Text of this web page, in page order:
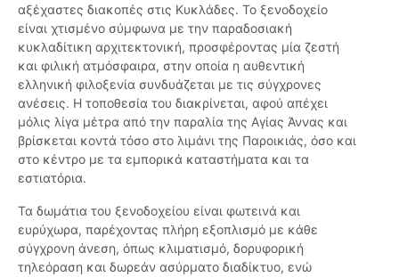
αξέχαστες διακοπές στις Κυκλάδες. Το ξενοδοχείο
είναι χτισμένο σύμφωνα με την παραδοσιακή
κυκλαδίτικη αρχιτεκτονική, προσφέροντας μία ζεστή
και φιλική ατμόσφαιρα, στην οποία η αυθεντική
ελληνική φιλοξενία συνδυάζεται με τις σύγχρονες
ανέσεις. Η τοποθεσία του διακρίνεται, αφού απέχει
μόλις λίγα μέτρα από την παραλία της Αγίας Άννας και
βρίσκεται κοντά τόσο στο λιμάνι της Παροικιάς, όσο και
στο κέντρο με τα εμπορικά καταστήματα και τα
εστιατόρια.
Τα δωμάτια του ξενοδοχείου είναι φωτεινά και
ευρύχωρα, παρέχοντας πλήρη εξοπλισμό με κάθε
σύγχρονη άνεση, όπως κλιματισμό, δορυφορική
τηλεόραση και δωρεάν ασύρματο διαδίκτυο, ενώ